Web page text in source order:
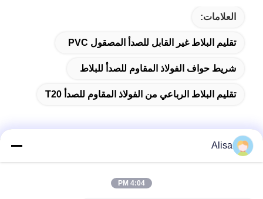
العلامات:
تقليم البلاط غير القابل للصدأ المصقول PVC
شريط حواف الفولاذ المقاوم للصدأ للبلاط
تقليم البلاط الرباعي من الفولاذ المقاوم للصدأ T20
Alisa
4:04 PM